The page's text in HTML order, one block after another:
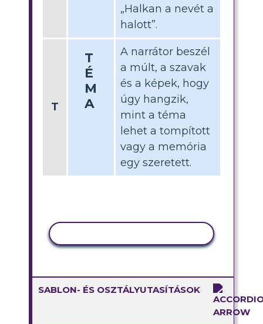
„Halkan a nevét a
halott”.
T
T
É
M
A
A narrátor beszél
a múlt, a szavak
és a képek, hogy
úgy hangzik,
mint a téma
lehet a tompított
vagy a memória
egy szeretett.
SABLON- ÉS OSZTÁLYUTASÍTÁSOK